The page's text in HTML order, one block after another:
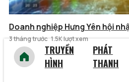
Doanh nghiệp Hưng Yên hội
3 tháng trước 1.5K lượt xem
TRUYỀN
HÌNH
PHÁT
THANH